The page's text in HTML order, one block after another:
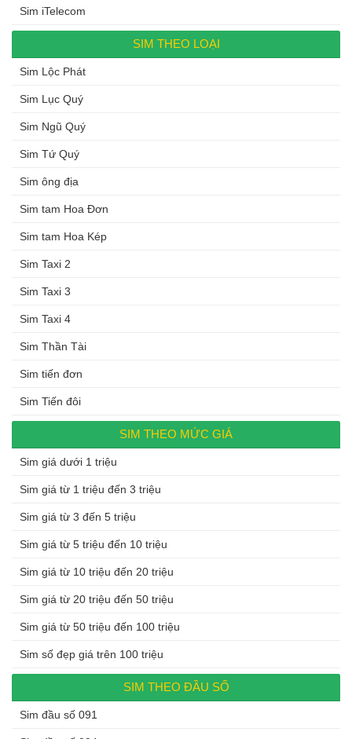
Sim iTelecom
SIM THEO LOẠI
Sim Lộc Phát
Sim Lục Quý
Sim Ngũ Quý
Sim Tứ Quý
Sim ông địa
Sim tam Hoa Đơn
Sim tam Hoa Kép
Sim Taxi 2
Sim Taxi 3
Sim Taxi 4
Sim Thần Tài
Sim tiến đơn
Sim Tiến đôi
SIM THEO MỨC GIÁ
Sim giá dưới 1 triệu
Sim giá từ 1 triệu đến 3 triệu
Sim giá từ 3 đến 5 triệu
Sim giá từ 5 triệu đến 10 triệu
Sim giá từ 10 triệu đến 20 triệu
Sim giá từ 20 triệu đến 50 triệu
Sim giá từ 50 triệu đến 100 triệu
Sim số đẹp giá trên 100 triệu
SIM THEO ĐẦU SỐ
Sim đầu số 091